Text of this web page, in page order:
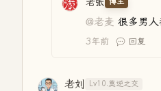
@老麦 很多男
3年前 回复
老刘 Lv10.莫逆之交